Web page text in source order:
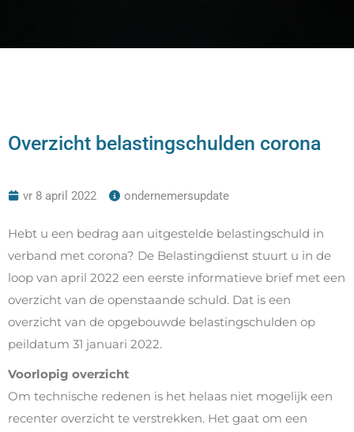
Overzicht belastingschulden corona
vr 8 april 2022 ondernemersupdate
Hebt u een bedrag aan uitgestelde belastingschuld in
verband met corona? De Belastingdienst stuurt u in de
loop van april 2022 een eerste informatieve brief met een
overzicht van de openstaande schuld. Dat is een
overzicht van de opgebouwde belastingschulden op
peildatum 31 januari 2022.
Voorlopig overzicht
Om technische redenen is het helaas niet mogelijk een
recenter overzicht te verstrekken. Het gaat om een